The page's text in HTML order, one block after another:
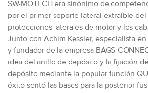
SW-MOTECH era sinónimo de
por el primer soporte lateral extraíble del
protecciones laterales de motor y los
Junto con Achim Kessler, especialista
y fundador de la empresa BAGS-
idea del anillo de depósito y la fijación
depósito mediante la popular función
éxito sentó las bases para la posterior